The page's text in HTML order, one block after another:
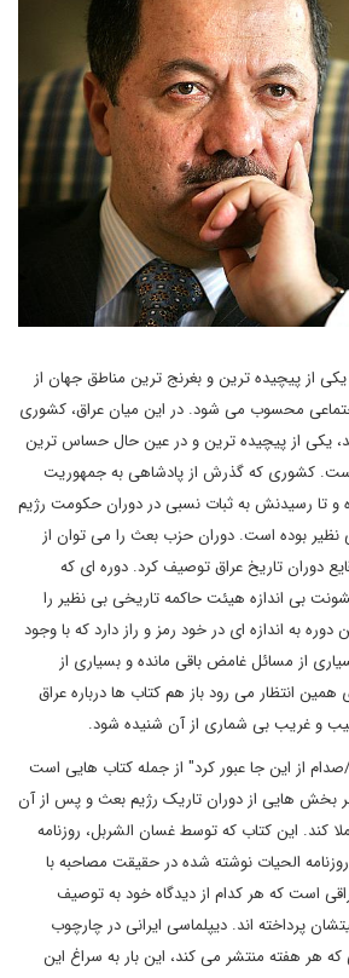
یکی از پیچیده ترین و بغرنج ترین مناطق جهان از
محسوب می شود. در این میان عراق، کشوری
تاسیس شد، یکی از پیچیده ترین و در عین حال حساس ترین
کشوری که گذرش از پادشاهی به جمهوریت
و تا رسیدنش به ثبات نسبی در دوران حکومت رژیم
نظیر بوده است. دوران حزب بعث را می توان از
دوران تاریخ عراق توصیف کرد. دوره ای که
بی اندازه هیئت حاکمه تاریخی بی نظیر را
دوره به اندازه ای در خود رمز و راز دارد که با وجود
از مسائل غامض باقی مانده و بسیاری از
انتظار می رود باز هم کتاب ها درباره عراق
و غریب بی شماری از آن شنیده شود.
از این جا عبور کرد" از جمله کتاب هایی است
بر بخش هایی از دوران تاریک رژیم بعث و پس از آن
ملا کند. این کتاب که توسط غسان الشربل، روزنامه
روزنامه الحیات نوشته شده در حقیقت مصاحبه با
است که هر کدام از دیدگاه خود به توصیف
پرداخته اند. دیپلماسی ایرانی در چارچوب
هر هفته منتشر می کند، این بار به سراغ این